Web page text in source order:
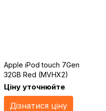
Apple iPod touch 7Gen
32GB Red (MVHX2)
Ціну уточнюйте
Дізнатися ціну